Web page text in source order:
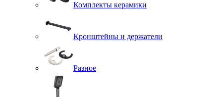
Комплекты керамики
Кронштейны и держатели
Разное